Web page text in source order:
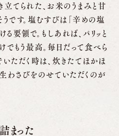
立てられた、お米のうまみと甘
です。塩むすびは「辛めの塩
要領で。もしあれば、パリッと
でもう最高。毎日だって食べら
いただく時は、炊きたてほかほ
わさびをのせていただくのが
まった